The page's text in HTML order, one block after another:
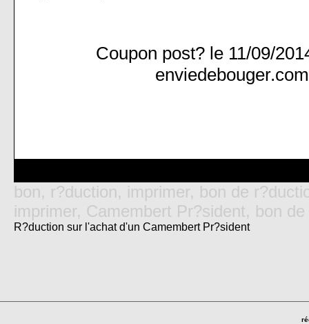
Coupon post? le 11/09/
enviedebouger.com
bon, r?duction, imprimer, bon de
imprimer, Camembert Pr?sident, bon
R?duction sur l'achat d'un Camembert Pr?sident